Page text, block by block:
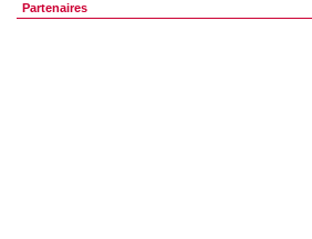
Partenaires